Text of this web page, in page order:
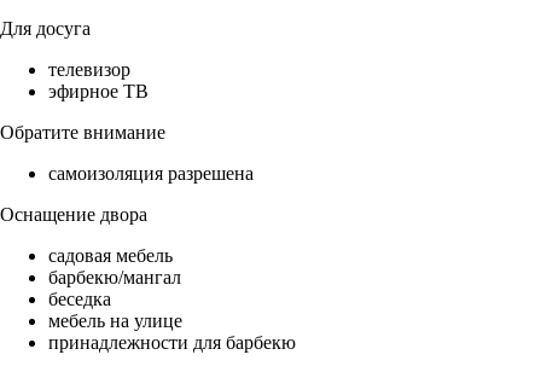
Для досуга
телевизор
эфирное ТВ
Обратите внимание
самоизоляция разрешена
Оснащение двора
садовая мебель
барбекю/мангал
беседка
мебель на улице
принадлежности для барбекю